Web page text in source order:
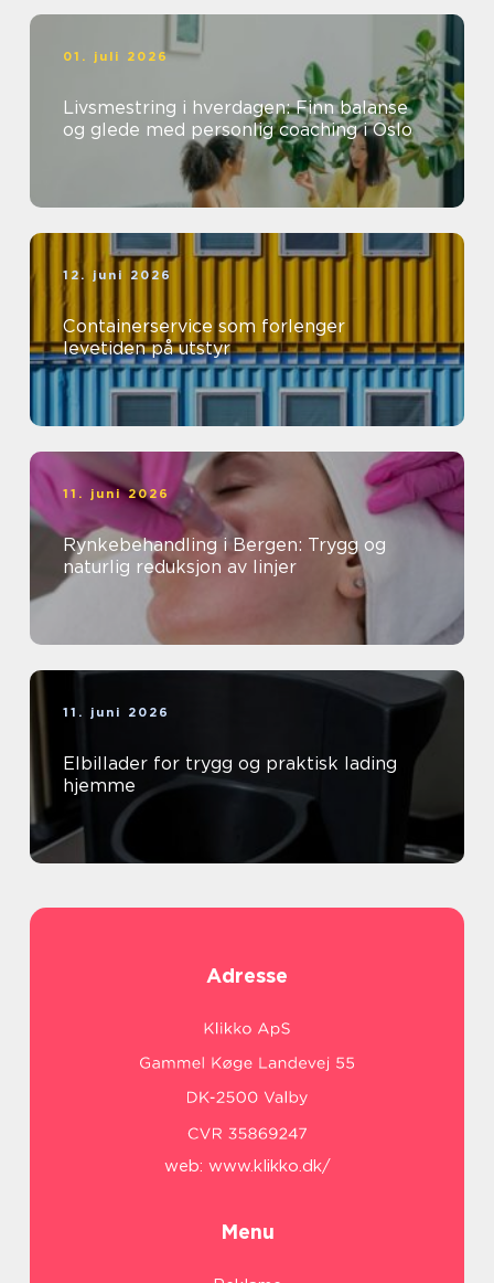
01. juli 2026
Livsmestring i hverdagen: Finn balanse
og glede med personlig coaching i Oslo
12. juni 2026
Containerservice som forlenger
levetiden på utstyr
11. juni 2026
Rynkebehandling i Bergen: Trygg og
naturlig reduksjon av linjer
11. juni 2026
Elbillader for trygg og praktisk lading
hjemme
Adresse
web: www.klikko.dk/
Menu